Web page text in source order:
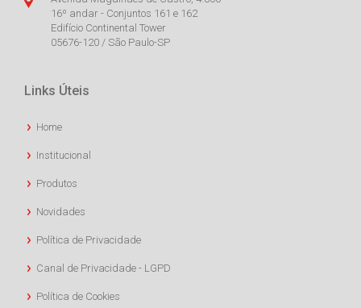
16º andar - Conjuntos 161 e 162
Edifício Continental Tower
05676-120 / São Paulo-SP
Links Úteis
Home
Institucional
Produtos
Novidades
Política de Privacidade
Canal de Privacidade - LGPD
Política de Cookies